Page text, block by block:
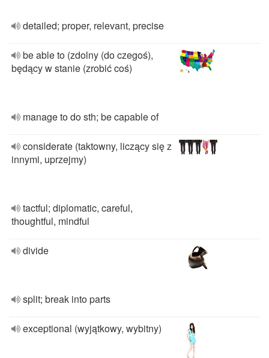
detailed; proper, relevant, precise
be able to (zdolny (do czegoś),
będący w stanie (zrobić coś)
manage to do sth; be capable of
considerate (taktowny, liczący się z
innymi, uprzejmy)
tactful; diplomatic, careful,
thoughtful, mindful
divide
split; break into parts
exceptional (wyjątkowy, wybitny)